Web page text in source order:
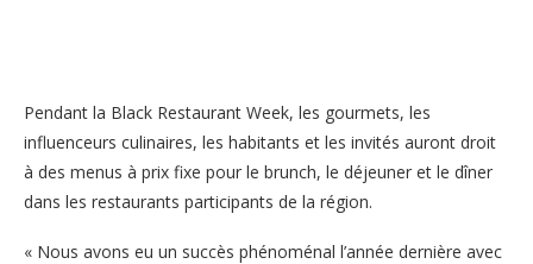
Pendant la Black Restaurant Week, les gourmets, les
influenceurs culinaires, les habitants et les invités auront droit
à des menus à prix fixe pour le brunch, le déjeuner et le dîner
dans les restaurants participants de la région.
« Nous avons eu un succès phénoménal l’année dernière avec